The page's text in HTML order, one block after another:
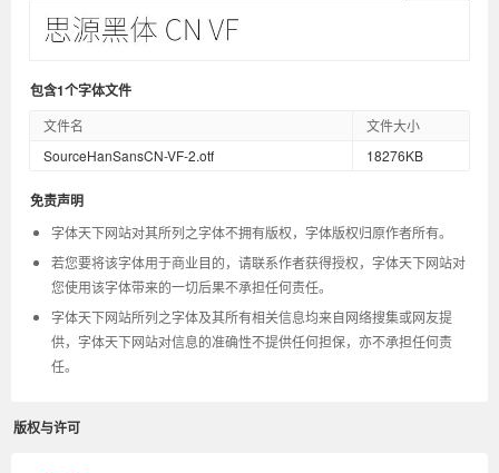
包含1个字体文件
文件名
文件大小
SourceHanSansCN-VF-2.otf
18276KB
免责声明
字体天下网站对其所列之字体不拥有版权，字体版权归原作者所有。
若您要将该字体用于商业目的，请联系作者获得授权，字体天下网站对
您使用该字体带来的一切后果不承担任何责任。
字体天下网站所列之字体及其所有相关信息均来自网络搜集或网友提
供，字体天下网站对信息的准确性不提供任何担保，亦不承担任何责
任。
版权与许可